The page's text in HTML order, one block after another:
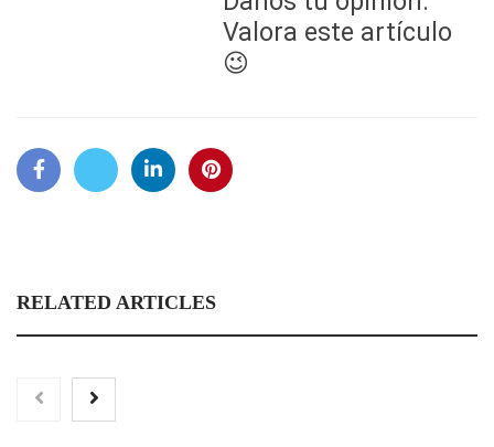
Valora este artículo
😉
RELATED ARTICLES